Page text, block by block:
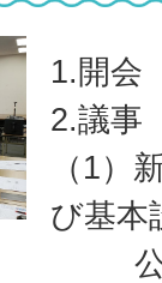
1.開会
2.議事
（1）
び基本
公募